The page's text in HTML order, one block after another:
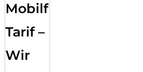
Mobilfunk
Tarif –
Wir